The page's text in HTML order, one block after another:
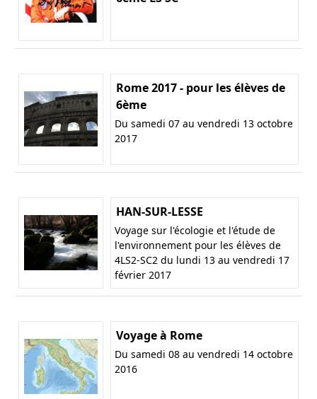
Rome 2017 - pour les élèves de
6ème
Du samedi 07 au vendredi 13 octobre
2017
HAN-SUR-LESSE
Voyage sur l'écologie et l'étude de
l'environnement pour les élèves de
4LS2-SC2 du lundi 13 au vendredi 17
février 2017
Voyage à Rome
Du samedi 08 au vendredi 14 octobre
2016